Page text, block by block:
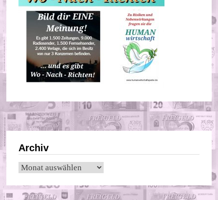
Archiv
Archiv